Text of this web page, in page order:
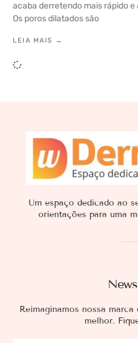
acaba derretendo mais rápido
Os poros dilatados são
LEIA MAIS →
Reimaginamos nossa
melhor.
Um espaço dedicado ao
orientações para uma